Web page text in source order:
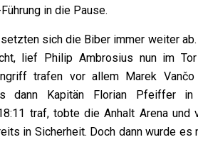
in die Pause.
sich die Biber immer weiter ab.
lief Philip Ambrosius nun im
trafen vor allem Marek Vančo
dann Kapitän Florian Pfeiffer
traf, tobte die Anhalt Arena und
in Sicherheit. Doch dann wurde es